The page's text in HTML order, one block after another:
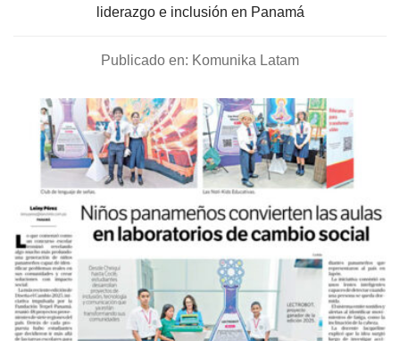
liderazgo e inclusión en Panamá
Publicado en: Komunika Latam